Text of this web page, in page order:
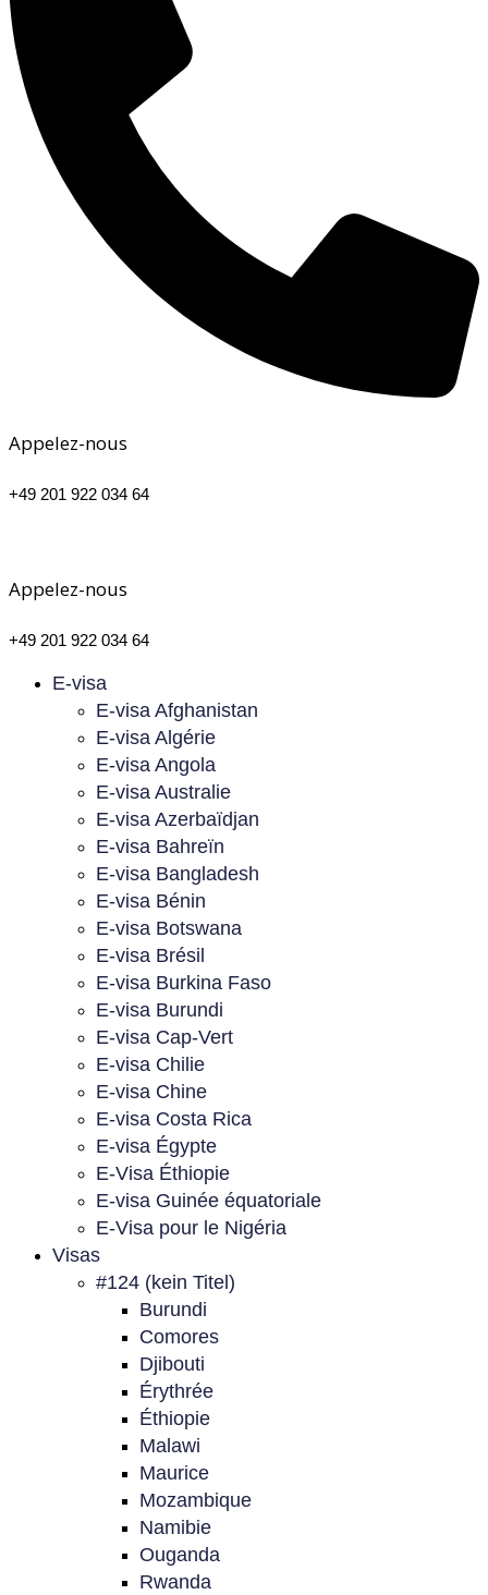
Appelez-nous
+49 201 922 034 64
Appelez-nous
+49 201 922 034 64
E-visa
E-visa Afghanistan
E-visa Algérie
E-visa Angola
E-visa Australie
E-visa Azerbaïdjan
E-visa Bahreïn
E-visa Bangladesh
E-visa Bénin
E-visa Botswana
E-visa Brésil
E-visa Burkina Faso
E-visa Burundi
E-visa Cap-Vert
E-visa Chilie
E-visa Chine
E-visa Costa Rica
E-visa Égypte
E-Visa Éthiopie
E-visa Guinée équatoriale
E-Visa pour le Nigéria
Visas
#124 (kein Titel)
Burundi
Comores
Djibouti
Érythrée
Éthiopie
Malawi
Maurice
Mozambique
Namibie
Ouganda
Rwanda